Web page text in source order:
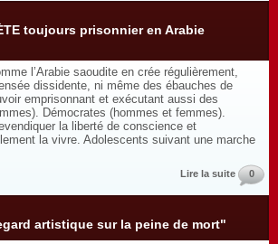
toujours prisonnier en Arabie
l’Arabie saoudite en crée régulièrement,
dissidente, ni même des ébauches de
emprisonnant et exécutant aussi des
Démocrates (hommes et femmes).
la liberté de conscience et
la vivre. Adolescents suivant une marche
Lire la suite 0
artistique sur la peine de mort"